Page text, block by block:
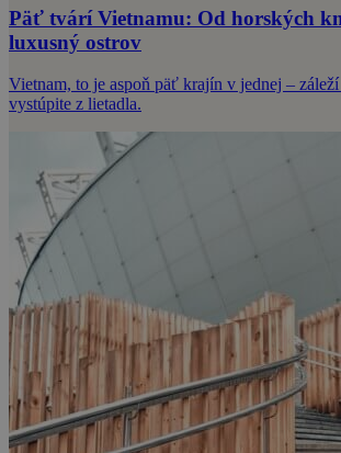
Päť tvárí Vietnamu: Od horských
luxusný ostrov
Vietnam, to je aspoň päť krajín v jednej –
vystúpite z lietadla.